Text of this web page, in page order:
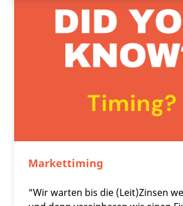
Markettiming
"Wir warten bis die (Leit)Zinsen